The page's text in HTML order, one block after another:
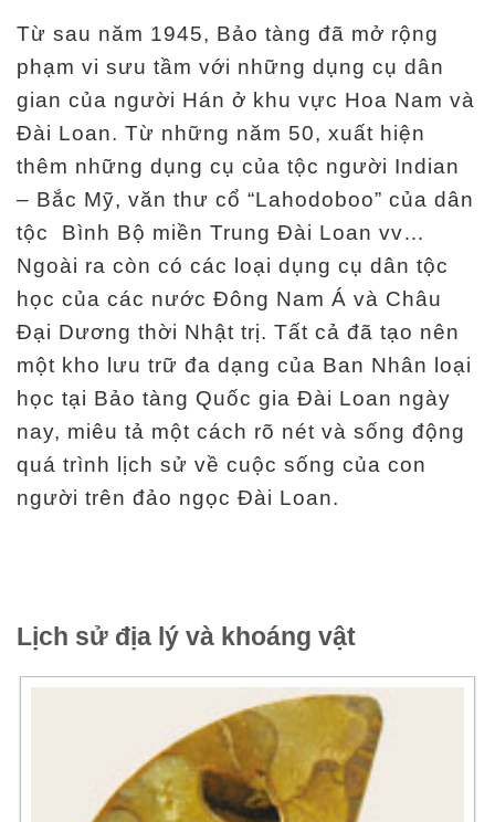
n
g
c
h
ủ
K
ế
t
c
ấ
u
t
r
e
b
Từ sau năm 1945, Bảo tàng đã mở rộng
phạm vi sưu tầm với những dụng cụ dân
gian của người Hán ở khu vực Hoa Nam và
Đài Loan. Từ những năm 50, xuất hiện
thêm những dụng cụ của tộc người Indian
– Bắc Mỹ, văn thư cổ “Lahodoboo” của dân
tộc Bình Bộ miền Trung Đài Loan vv…
Ngoài ra còn có các loại dụng cụ dân tộc
học của các nước Đông Nam Á và Châu
Đại Dương thời Nhật trị. Tất cả đã tạo nên
một kho lưu trữ đa dạng của Ban Nhân loại
học tại Bảo tàng Quốc gia Đài Loan ngày
nay, miêu tả một cách rõ nét và sống động
quá trình lịch sử về cuộc sống của con
người trên đảo ngọc Đài Loan.
Lịch sử địa lý và khoáng vật